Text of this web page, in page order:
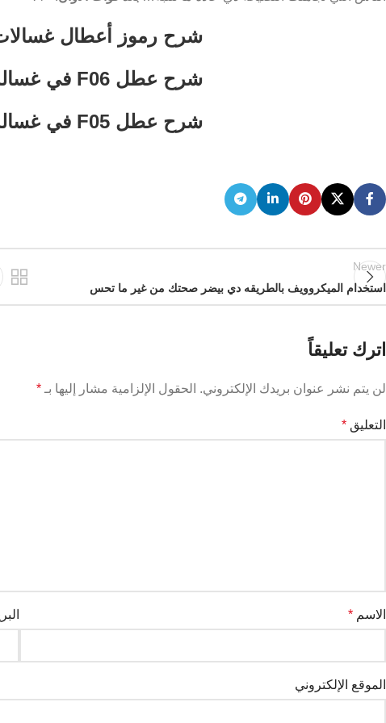
شرح رموز أعطال
شرح عطل F06 في غسالة أريستون
شرح عطل F05 في غسالة أريستون
Newer
استخدام الميكروويف بالطريقه دي بيضر صحتك من غير ما تحس
اترك تعليقاً
لن يتم نشر عنوان بريدك الإلكتروني. الحقول الإلزامية مشار إليها بـ *
التعليق *
الاسم *
الموقع الإلكتروني